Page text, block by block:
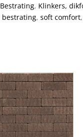
Bestrating, Klinkers,
bestrating,soft comfort